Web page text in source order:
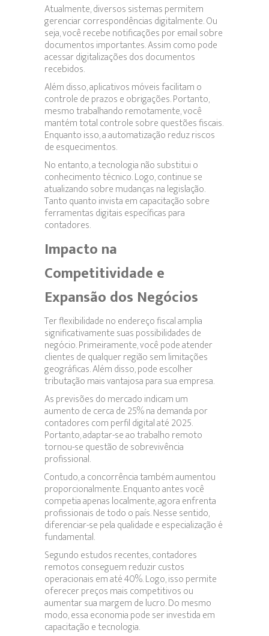
Atualmente, diversos sistemas permitem
gerenciar correspondências digitalmente. Ou
seja, você recebe notificações por email sobre
documentos importantes. Assim como pode
acessar digitalizações dos documentos
recebidos.
Além disso, aplicativos móveis facilitam o
controle de prazos e obrigações. Portanto,
mesmo trabalhando remotamente, você
mantém total controle sobre questões fiscais.
Enquanto isso, a automatização reduz riscos
de esquecimentos.
No entanto, a tecnologia não substitui o
conhecimento técnico. Logo, continue se
atualizando sobre mudanças na legislação.
Tanto quanto invista em capacitação sobre
ferramentas digitais específicas para
contadores.
Impacto na
Competitividade e
Expansão dos Negócios
Ter flexibilidade no endereço fiscal amplia
significativamente suas possibilidades de
negócio. Primeiramente, você pode atender
clientes de qualquer região sem limitações
geográficas. Além disso, pode escolher
tributação mais vantajosa para sua empresa.
As previsões do mercado indicam um
aumento de cerca de 25% na demanda por
contadores com perfil digital até 2025.
Portanto, adaptar-se ao trabalho remoto
tornou-se questão de sobrevivência
profissional.
Contudo, a concorrência também aumentou
proporcionalmente. Enquanto antes você
competia apenas localmente, agora enfrenta
profissionais de todo o país. Nesse sentido,
diferenciar-se pela qualidade e especialização é
fundamental.
Segundo estudos recentes, contadores
remotos conseguem reduzir custos
operacionais em até 40%. Logo, isso permite
oferecer preços mais competitivos ou
aumentar sua margem de lucro. Do mesmo
modo, essa economia pode ser investida em
capacitação e tecnologia.